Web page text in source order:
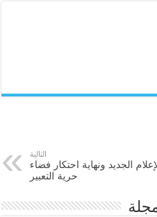
التالية
الجديد ونهاية احتكار فضاء
حرية التعبير